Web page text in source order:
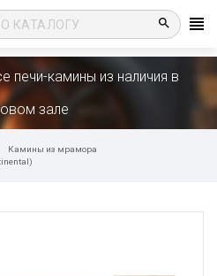
search
печи-камины из наличия в
зале
Камины из мрамора